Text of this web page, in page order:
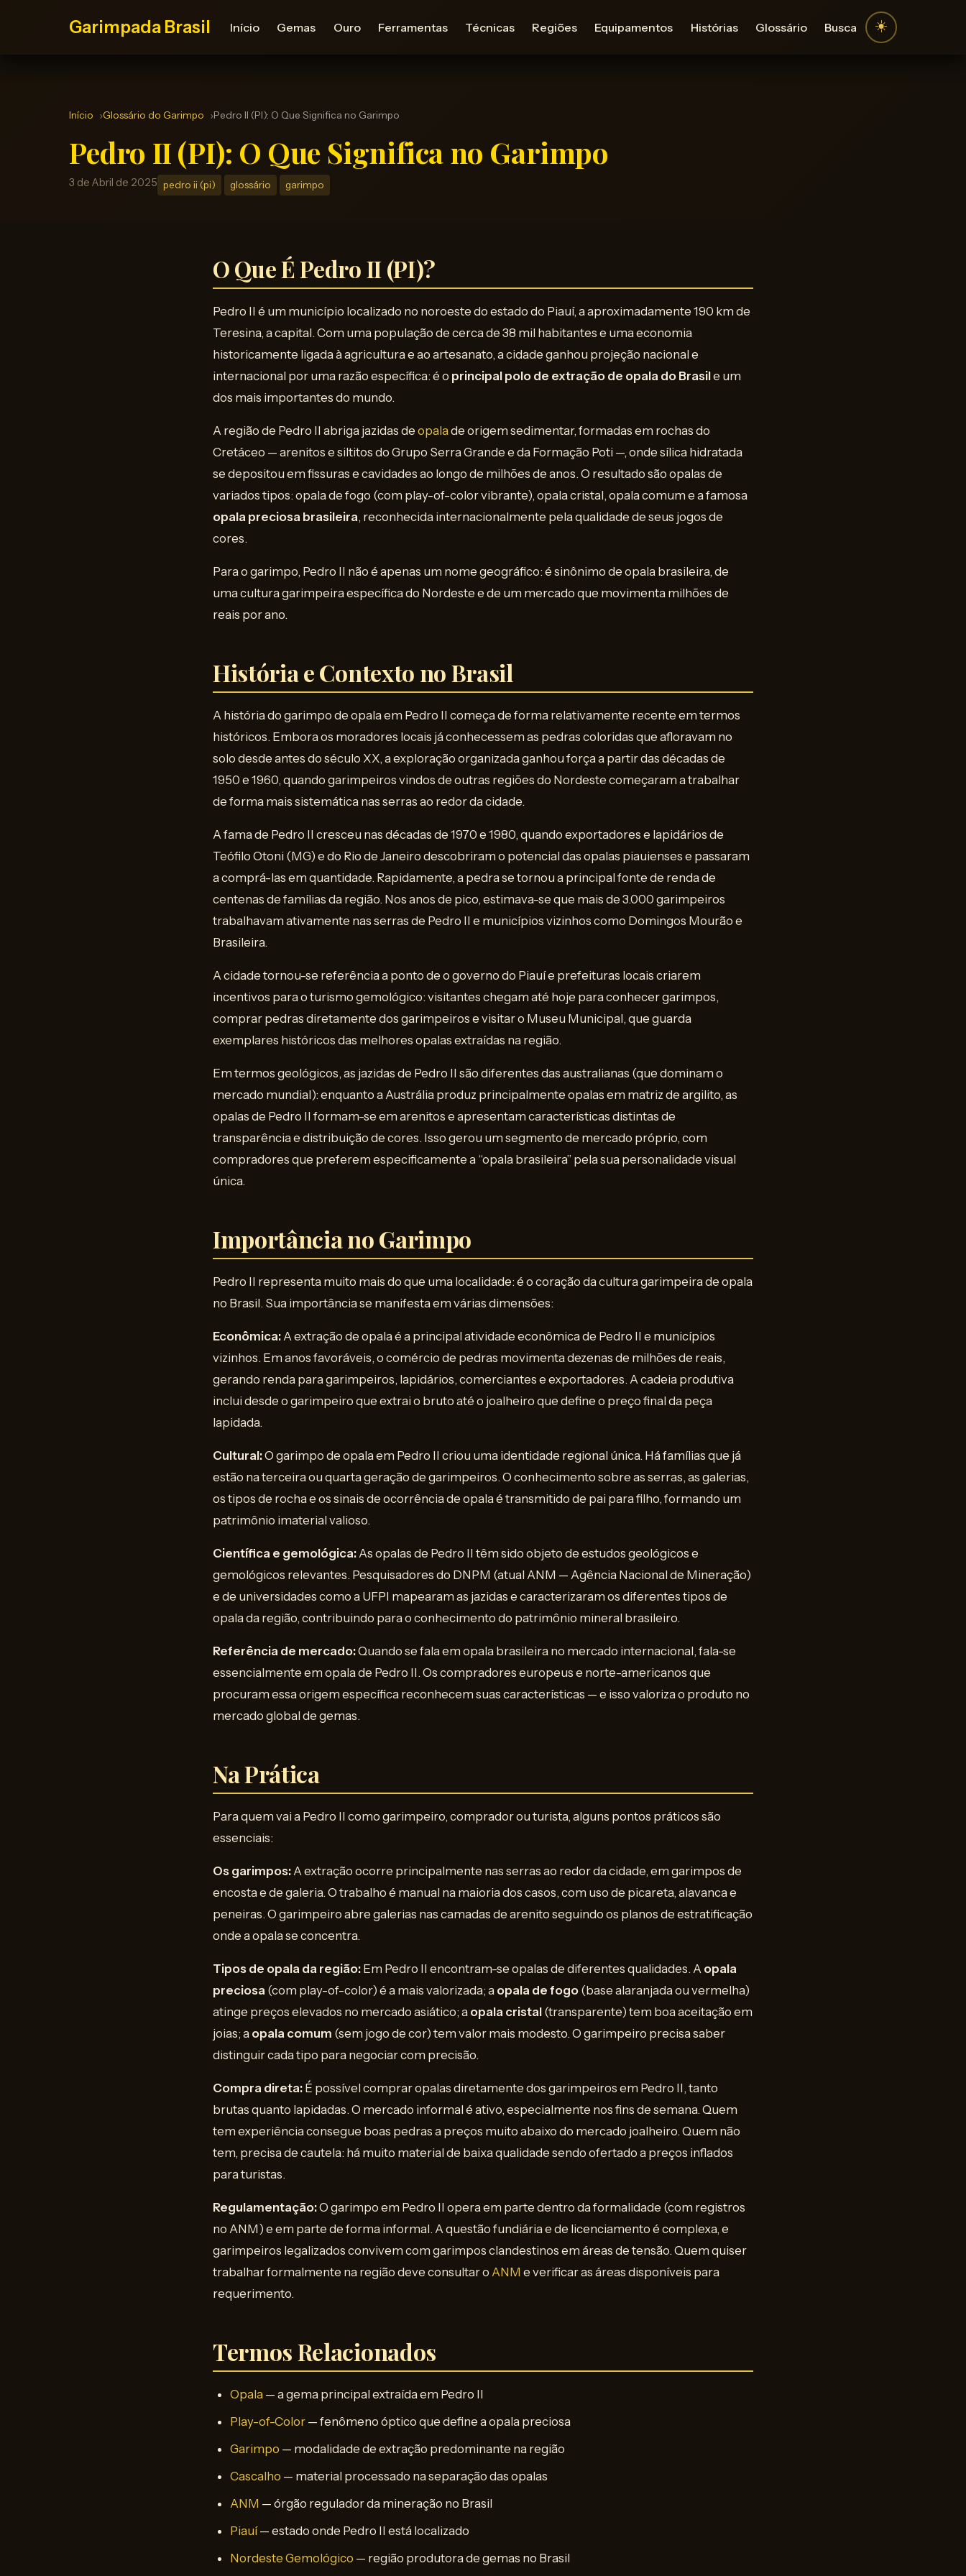
Garimpada Brasil Início Gemas Ouro Ferramentas Técnicas Regiões Equipamentos Histórias Glossário Busca ☀️
Início Glossário do Garimpo Pedro II (PI): O Que Significa no Garimpo
Pedro II (PI): O Que Significa no Garimpo
3 de Abril de 2025 pedro ii (pi) glossário garimpo
O Que É Pedro II (PI)?
Pedro II é um município localizado no noroeste do estado do Piauí, a aproximadamente 190 km de
Teresina, a capital. Com uma população de cerca de 38 mil habitantes e uma economia
historicamente ligada à agricultura e ao artesanato, a cidade ganhou projeção nacional e
internacional por uma razão específica: é o principal polo de extração de opala do Brasile um
dos mais importantes do mundo.
A região de Pedro II abriga jazidas de opalade origem sedimentar, formadas em rochas do
Cretáceo — arenitos e siltitos do Grupo Serra Grande e da Formação Poti —, onde sílica hidratada
se depositou em fissuras e cavidades ao longo de milhões de anos. O resultado são opalas de
variados tipos: opala de fogo (com play-of-color vibrante), opala cristal, opala comum e a famosa
opala preciosa brasileira, reconhecida internacionalmente pela qualidade de seus jogos de
cores.
Para o garimpo, Pedro II não é apenas um nome geográfico: é sinônimo de opala brasileira, de
uma cultura garimpeira específica do Nordeste e de um mercado que movimenta milhões de
reais por ano.
História e Contexto no Brasil
A história do garimpo de opala em Pedro II começa de forma relativamente recente em termos
históricos. Embora os moradores locais já conhecessem as pedras coloridas que afloravam no
solo desde antes do século XX, a exploração organizada ganhou força a partir das décadas de
1950 e 1960, quando garimpeiros vindos de outras regiões do Nordeste começaram a trabalhar
de forma mais sistemática nas serras ao redor da cidade.
A fama de Pedro II cresceu nas décadas de 1970 e 1980, quando exportadores e lapidários de
Teófilo Otoni (MG) e do Rio de Janeiro descobriram o potencial das opalas piauienses e passaram
a comprá-las em quantidade. Rapidamente, a pedra se tornou a principal fonte de renda de
centenas de famílias da região. Nos anos de pico, estimava-se que mais de 3.000 garimpeiros
trabalhavam ativamente nas serras de Pedro II e municípios vizinhos como Domingos Mourão e
Brasileira.
A cidade tornou-se referência a ponto de o governo do Piauí e prefeituras locais criarem
incentivos para o turismo gemológico: visitantes chegam até hoje para conhecer garimpos,
comprar pedras diretamente dos garimpeiros e visitar o Museu Municipal, que guarda
exemplares históricos das melhores opalas extraídas na região.
Em termos geológicos, as jazidas de Pedro II são diferentes das australianas (que dominam o
mercado mundial): enquanto a Austrália produz principalmente opalas em matriz de argilito, as
opalas de Pedro II formam-se em arenitos e apresentam características distintas de
transparência e distribuição de cores. Isso gerou um segmento de mercado próprio, com
compradores que preferem especificamente a “opala brasileira” pela sua personalidade visual
única.
Importância no Garimpo
Pedro II representa muito mais do que uma localidade: é o coração da cultura garimpeira de opala
no Brasil. Sua importância se manifesta em várias dimensões:
Econômica:A extração de opala é a principal atividade econômica de Pedro II e municípios
vizinhos. Em anos favoráveis, o comércio de pedras movimenta dezenas de milhões de reais,
gerando renda para garimpeiros, lapidários, comerciantes e exportadores. A cadeia produtiva
inclui desde o garimpeiro que extrai o bruto até o joalheiro que define o preço final da peça
lapidada.
Cultural:O garimpo de opala em Pedro II criou uma identidade regional única. Há famílias que já
estão na terceira ou quarta geração de garimpeiros. O conhecimento sobre as serras, as galerias,
os tipos de rocha e os sinais de ocorrência de opala é transmitido de pai para filho, formando um
patrimônio imaterial valioso.
Científica e gemológica:As opalas de Pedro II têm sido objeto de estudos geológicos e
gemológicos relevantes. Pesquisadores do DNPM (atual ANM — Agência Nacional de Mineração)
e de universidades como a UFPI mapearam as jazidas e caracterizaram os diferentes tipos de
opala da região, contribuindo para o conhecimento do patrimônio mineral brasileiro.
Referência de mercado:Quando se fala em opala brasileira no mercado internacional, fala-se
essencialmente em opala de Pedro II. Os compradores europeus e norte-americanos que
procuram essa origem específica reconhecem suas características — e isso valoriza o produto no
mercado global de gemas.
Na Prática
Para quem vai a Pedro II como garimpeiro, comprador ou turista, alguns pontos práticos são
essenciais:
Os garimpos:A extração ocorre principalmente nas serras ao redor da cidade, em garimpos de
encosta e de galeria. O trabalho é manual na maioria dos casos, com uso de picareta, alavanca e
peneiras. O garimpeiro abre galerias nas camadas de arenito seguindo os planos de estratificação
onde a opala se concentra.
Tipos de opala da região: Em Pedro II encontram-se opalas de diferentes qualidades. A opala
preciosa (com play-of-color) é a mais valorizada; a opala de fogo (base alaranjada ou vermelha)
atinge preços elevados no mercado asiático; a opala cristal (transparente) tem boa aceitação em
joias; a opala comum (sem jogo de cor) tem valor mais modesto. O garimpeiro precisa saber
distinguir cada tipo para negociar com precisão.
Compra direta: É possível comprar opalas diretamente dos garimpeiros em Pedro II, tanto
brutas quanto lapidadas. O mercado informal é ativo, especialmente nos fins de semana. Quem
tem experiência consegue boas pedras a preços muito abaixo do mercado joalheiro. Quem não
tem, precisa de cautela: há muito material de baixa qualidade sendo ofertado a preços inflados
para turistas.
Regulamentação:O garimpo em Pedro II opera em parte dentro da formalidade (com registros
no ANM) e em parte de forma informal. A questão fundiária e de licenciamento é complexa, e
garimpeiros legalizados convivem com garimpos clandestinos em áreas de tensão. Quem quiser
trabalhar formalmente na região deve consultar o ANM e verificar as áreas disponíveis para
requerimento.
Termos Relacionados
Opala — a gema principal extraída em Pedro II
Play-of-Color — fenômeno óptico que define a opala preciosa
Garimpo — modalidade de extração predominante na região
Cascalho — material processado na separação das opalas
ANM — órgão regulador da mineração no Brasil
Piauí— estado onde Pedro II está localizado
Nordeste Gemológico — região produtora de gemas no Brasil